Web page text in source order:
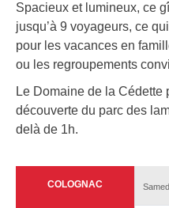
Spacieux et lumineux, ce
jusqu’à 9 voyageurs, ce
pour les vacances en
ou les regroupements
Le Domaine de la Cédette
découverte du parc des
delà de 1h.